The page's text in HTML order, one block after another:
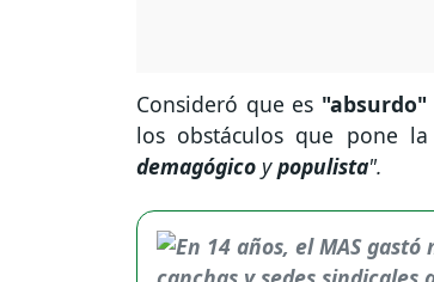
Consideró que es "absurdo"
los obstáculos que pone la
demagógico ypopulista".